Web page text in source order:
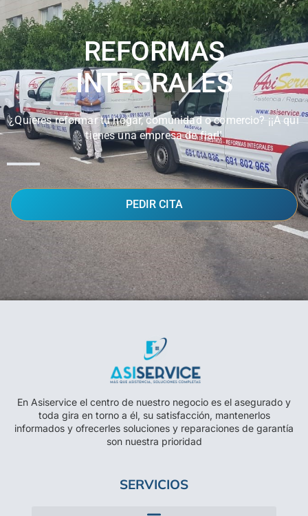
REFORMAS
INTEGRALES
¿Quieres reformar tu hogar, comunidad o comercio? ¡¡A qui
tienes una empresa de fiar!!
PEDIR CITA
En Asiservice el centro de nuestro negocio es el asegurado y
toda gira en torno a él, su satisfacción, mantenerlos
informados y ofrecerles soluciones y reparaciones de garantía
son nuestra prioridad
SERVICIOS